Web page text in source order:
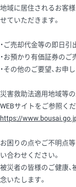
地域に居住されるお客
せていただきます。
・ご売却代金等の即日
・お預かり有価証券のご
・その他のご要望、お申
災害救助法適用地域等
WEBサイトをご参照くだ
https://
お困りの点やご不明点
い合わせください。
被災者の皆様のご健康
念いたします。